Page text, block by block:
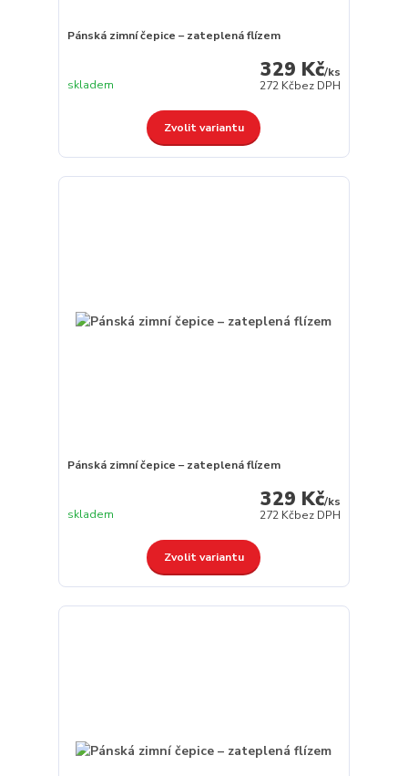
Pánská zimní čepice – zateplená flízem
329 Kč/ks
272 Kčbez DPH
skladem
Zvolit variantu
Pánská zimní čepice – zateplená flízem
329 Kč/ks
272 Kčbez DPH
skladem
Zvolit variantu